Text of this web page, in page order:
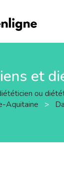
et
ou
Aquitaine
>